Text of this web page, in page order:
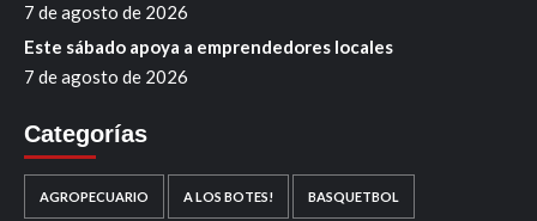
7 de agosto de 2026
Este sábado apoya a emprendedores locales
7 de agosto de 2026
Categorías
AGROPECUARIO A LOS BOTES! BASQUETBOL